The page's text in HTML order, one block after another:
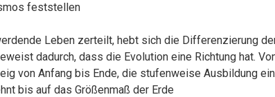
feststellen
Leben zerteilt, hebt sich die Differenzierung
dadurch, dass die Evolution eine Richtung hat.
von Anfang bis Ende, die stufenweise Ausbildung
bis auf das Größenmaß der Erde